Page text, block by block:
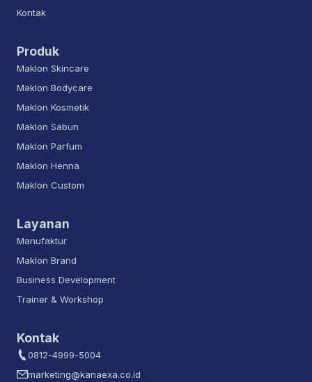
Kontak
Produk
Maklon Skincare
Maklon Bodycare
Maklon Kosmetik
Maklon Sabun
Maklon Parfum
Maklon Henna
Maklon Custom
Layanan
Manufaktur
Maklon Brand
Business Development
Trainer & Workshop
Kontak
0812-4999-5004
marketing@kanaexa.co.id